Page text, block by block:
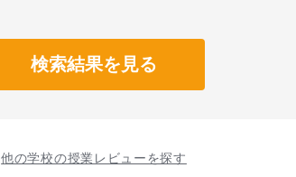
検索結果を見る
他の学校の授業レビューを探す